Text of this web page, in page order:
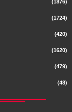
(1876)
(1724)
(420)
(1620)
(479)
(48)